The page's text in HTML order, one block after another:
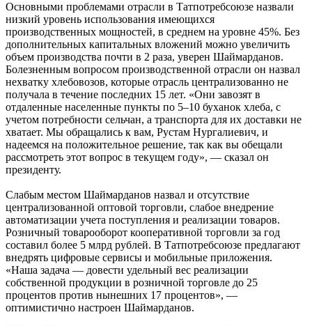
Основными проблемами отрасли в Татпотребсоюзе назвали
низкий уровень использования имеющихся
производственных мощностей, в среднем на уровне 45%. Без
дополнительных капитальных вложений можно увеличить
объем производства почти в 2 раза, уверен Шаймарданов.
Болезненным вопросом производственной отрасли он назвал
нехватку хлебовозов, которые отрасль централизованно не
получала в течение последних 15 лет. «Они завозят в
отдаленные населенные пункты по 5–10 буханок хлеба, с
учетом потребности сельчан, а транспорта для их доставки не
хватает. Мы обращались к вам, Рустам Нургалиевич, и
надеемся на положительное решение, так как вы обещали
рассмотреть этот вопрос в текущем году», — сказал он
президенту.
Слабым местом Шаймарданов назвал и отсутствие
централизованной оптовой торговли, слабое внедрение
автоматизации учета поступления и реализации товаров.
Розничный товарооборот кооперативной торговли за год
составил более 5 млрд рублей. В Татпотребсоюзе предлагают
внедрять цифровые сервисы и мобильные приложения.
«Наша задача — довести удельный вес реализации
собственной продукции в розничной торговле до 25
процентов против нынешних 17 процентов», —
оптимистично настроен Шаймарданов.